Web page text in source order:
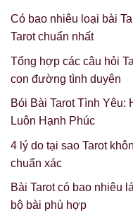
Có bao nhiêu loại bài
Tarot chuẩn nhất
Tổng hợp các câu hỏi
con đường tình duyên
Bói Bài Tarot Tình
Luôn Hạnh Phúc
4 lý do tại sao Tarot
chuẩn xác
Bài Tarot có bao nhiêu
bộ bài phù hợp